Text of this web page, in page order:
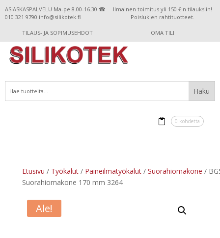
ASIASKASPALVELU Ma-pe 8.00-16.30 ☎
010 321 9790 info@silikotek.fi
Ilmainen toimitus yli 150 €:n tilauksiin!
Poislukien rahtituotteet.
TILAUS- JA SOPIMUSEHDOT OMA TILI
0 kohdetta
Etusivu / Työkalut/ Paineilmatyökalut/ Suorahiomakone /
Suorahiomakone 170 mm 3264
Ale!